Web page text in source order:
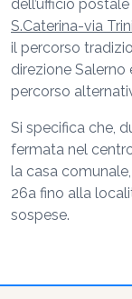
dell’ufficio
S.Caterina-via
il percorso
direzione
percorso
Si specifica che,
fermata nel
la casa
26a fino alla
sospese.